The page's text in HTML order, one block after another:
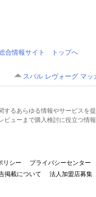
合情報サイト トップへ
スバル レヴォーグ マ
るあらゆる情報やサービスを提
ューまで購入検討に役立つ情報
リシー プライバシーセンター
掲載について 法人加盟店募集